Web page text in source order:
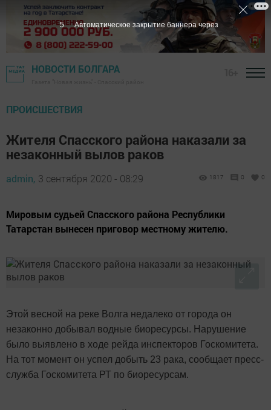
НОВОСТИ БОЛГАРА
ПРОИСШЕСТВИЯ
Жителя Спасского района наказали за
незаконный вылов раков
admin, 3 сентября 2020 - 08:29 1817 0 0
Мировым судьей Спасского района Республики
Татарстан вынесен приговор местному жителю.
Этой весной на реке Волга недалеко от города он
незаконно добывал водные биоресурсы. Нарушение
было выявлено в ходе рейда инспекторов Госкомитета.
На тот момент он успел добыть 23 рака, сообщает пресс-
служба Госкомитета РТ по биоресурсам.
4 Автоматическое закрытие баннера через